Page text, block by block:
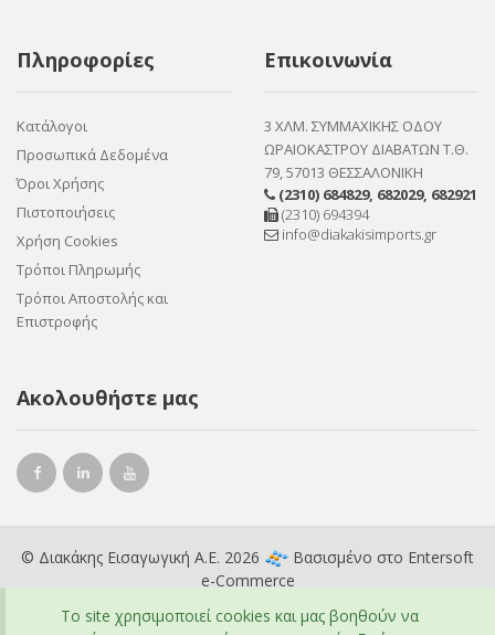
Πληροφορίες
Κατάλογοι
Προσωπικά Δεδομένα
Όροι Χρήσης
Πιστοποιήσεις
Χρήση Cookies
Τρόποι Πληρωμής
Τρόποι Αποστολής και
Επιστροφής
Επικοινωνία
3 ΧΛΜ. ΣΥΜΜΑΧΙΚΗΣ ΟΔΟΥ
ΩΡΑΙΟΚΑΣΤΡΟΥ ΔΙΑΒΑΤΩΝ Τ.Θ.
79, 57013 ΘΕΣΣΑΛΟΝΙΚΗ
(2310) 684829, 682029, 682921
(2310) 694394
info@diakakisimports.gr
Ακολουθήστε μας
© Διακάκης Εισαγωγική Α.Ε. 2026 Βασισμένο στο Entersoft
e-Commerce
To site χρησιμοποιεί cookies και μας βοηθούν να